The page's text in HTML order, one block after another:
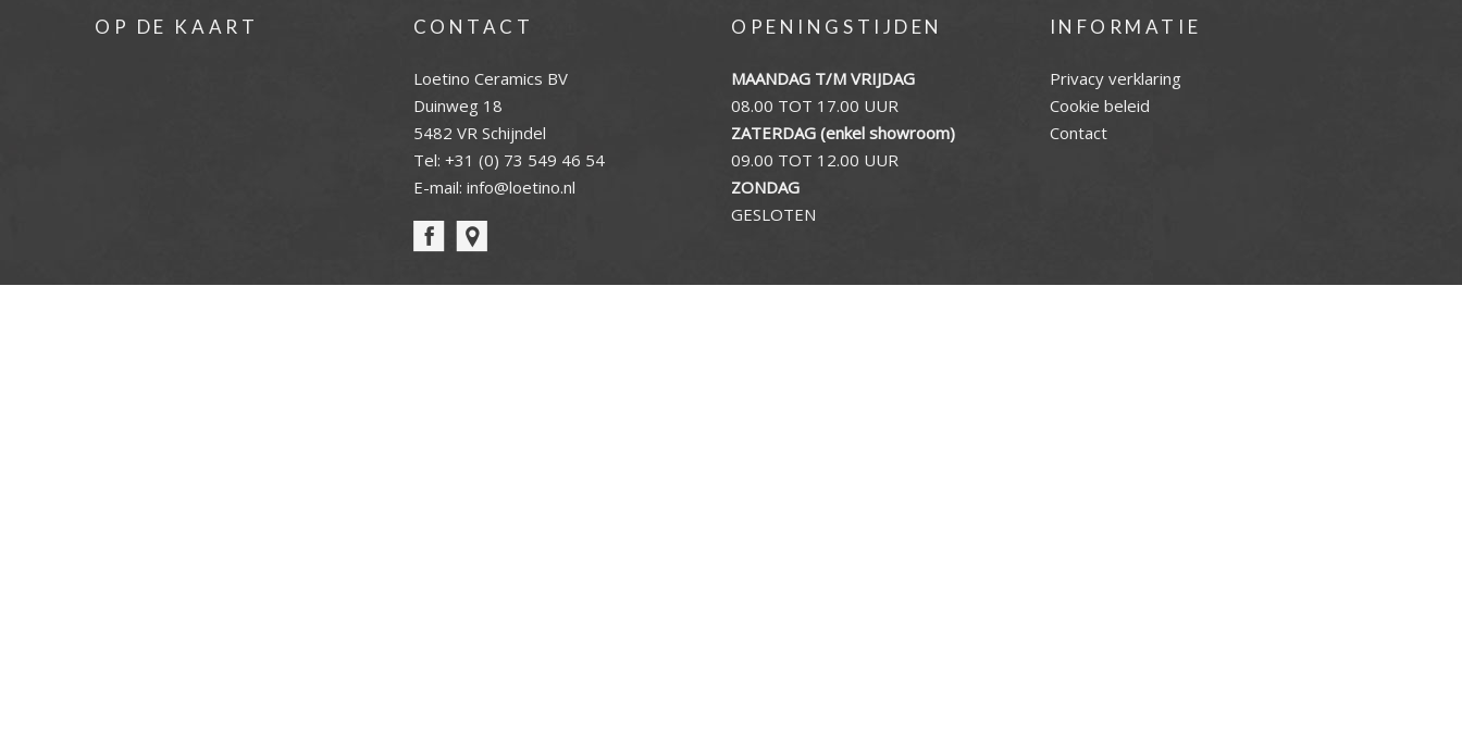
OP DE KAART CONTACT
Loetino Ceramics BV
Duinweg 18
5482 VR Schijndel
Tel: +31 (0) 73 549 46 54
E-mail: info@loetino.nl
OPENINGSTIJDEN
MAANDAG T/M VRIJDAG
08.00 TOT 17.00 UUR
ZATERDAG (enkel showroom)
09.00 TOT 12.00 UUR
ZONDAG
GESLOTEN
INFORMATIE
Privacy verklaring
Cookie beleid
Contact